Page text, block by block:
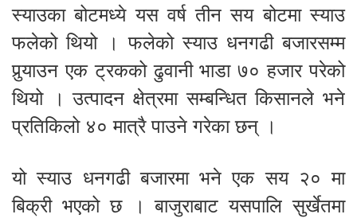
स्याउका बोटमध्ये यस वर्ष तीन सय बोटमा स्याउ
फलेको थियो । फलेको स्याउ धनगढी बजारसम्म
पुर्‍याउन एक ट्रकको ढुवानी भाडा ७० हजार परेको
थियो । उत्पादन क्षेत्रमा सम्बन्धित किसानले भने
प्रतिकिलो ४० मात्रै पाउने गरेका छन् ।
यो स्याउ धनगढी बजारमा भने एक सय २० मा
बिक्री भएको छ । बाजुराबाट यसपालि सुर्खेतमा